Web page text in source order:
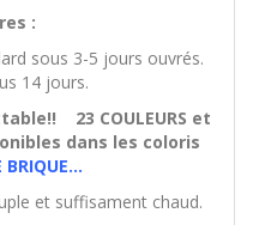
:
sous 3-5 jours ouvrés.
14 jours.
23 COULEURS et
dans les coloris
BRIQUE...
et suffisament chaud.